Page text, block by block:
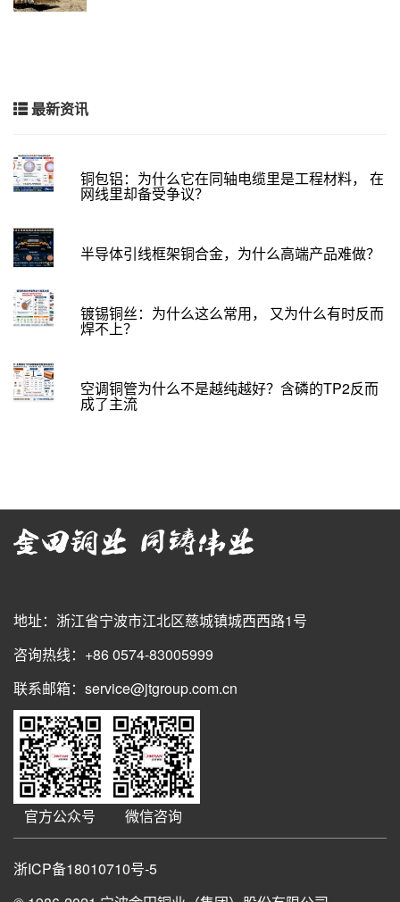
最新资讯
铜包铝：为什么它在同轴电缆里是工程材料， 在
网线里却备受争议？
半导体引线框架铜合金，为什么高端产品难做？
镀锡铜丝：为什么这么常用， 又为什么有时反而
焊不上？
空调铜管为什么不是越纯越好？含磷的TP2反而
成了主流
地址：浙江省宁波市江北区慈城镇城西西路1号
咨询热线：+86 0574-83005999
联系邮箱：service@jtgroup.com.cn
官方公众号 微信咨询
浙ICP备18010710号-5